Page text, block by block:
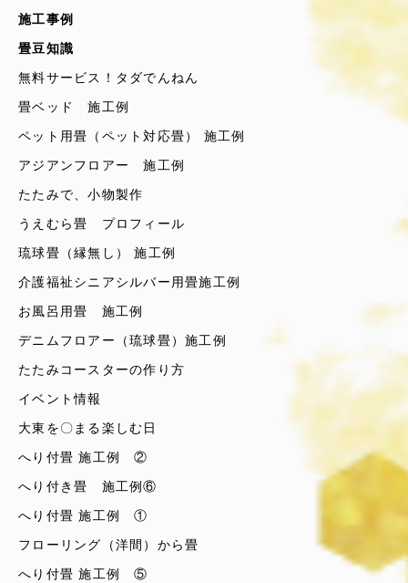
施工事例
畳豆知識
無料サービス！タダでんねん
畳ベッド 施工例
ペット用畳（ペット対応畳） 施工例
アジアンフロアー 施工例
たたみで、小物製作
うえむら畳 プロフィール
琉球畳（縁無し） 施工例
介護福祉シニアシルバー用畳施工例
お風呂用畳 施工例
デニムフロアー（琉球畳）施工例
たたみコースターの作り方
イベント情報
大東を〇まる楽しむ日
へり付畳 施工例 ②
へり付き畳 施工例⑥
へり付畳 施工例 ①
フローリング（洋間）から畳
へり付畳 施工例 ⑤